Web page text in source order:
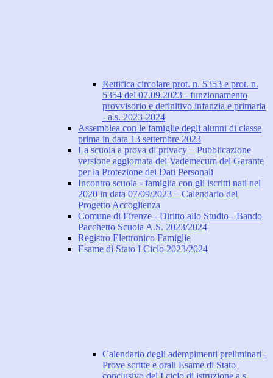
Rettifica circolare prot. n. 5353 e prot. n.
5354 del 07.09.2023 - funzionamento
provvisorio e definitivo infanzia e primaria
- a.s. 2023-2024
Assemblea con le famiglie degli alunni di classe
prima in data 13 settembre 2023
La scuola a prova di privacy – Pubblicazione
versione aggiornata del Vademecum del Garante
per la Protezione dei Dati Personali
Incontro scuola - famiglia con gli iscritti nati nel
2020 in data 07/09/2023 – Calendario del
Progetto Accoglienza
Comune di Firenze - Diritto allo Studio - Bando
Pacchetto Scuola A.S. 2023/2024
Registro Elettronico Famiglie
Esame di Stato I Ciclo 2023/2024
Calendario degli adempimenti preliminari -
Prove scritte e orali Esame di Stato